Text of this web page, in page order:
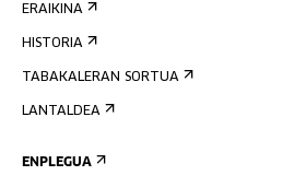
ERAIKINA
HISTORIA
TABAKALERAN SORTUA
LANTALDEA
ENPLEGUA